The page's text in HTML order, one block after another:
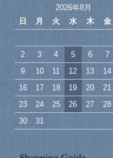
2026年8月
日
月 火 水 木 金
2
3 4 5 6 7
9
10 11 12 13 14
16
17 18 19 20 21
23
24 25 26 27 28
30
31